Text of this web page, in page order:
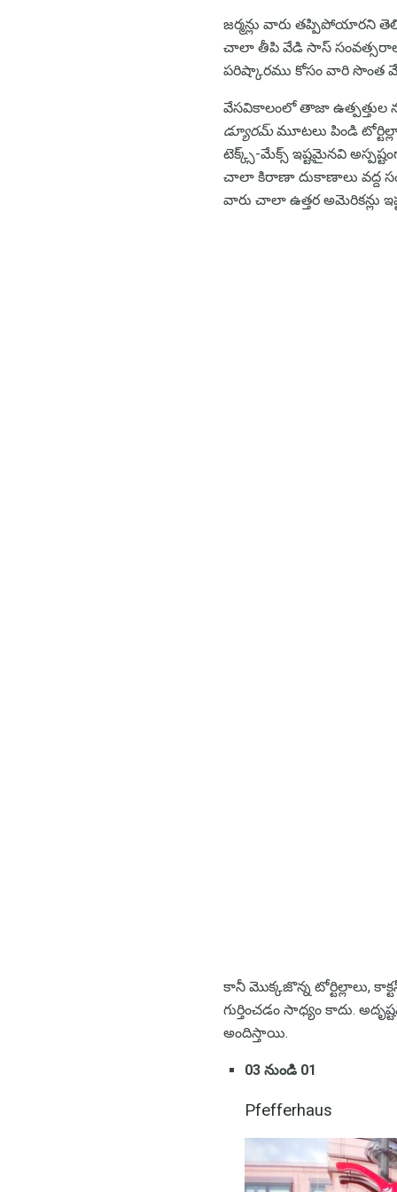
జర్మన్లు ​​వారు తప్పిపోయారని
చాలా తీపి వేడి సాస్ సంవత్సరాల
పరిష్కారము కోసం వారి సొంత
వేసవికాలంలో తాజా
డ్యూరమ్మూటలు పిండి
టెక్క్స్-మేక్స్ ఇష్టమైనవి
చాలా కిరాణా దుకాణాలు వద్ద
వారు చాలా ఉత్తర అమెరికన్లు
కానీ మొక్కజొన్న టోర్టిల్లాలు,
గుర్తించడం సాధ్యం కాదు.
అందిస్తాయి.
03 నుండి 01
Pfefferhaus